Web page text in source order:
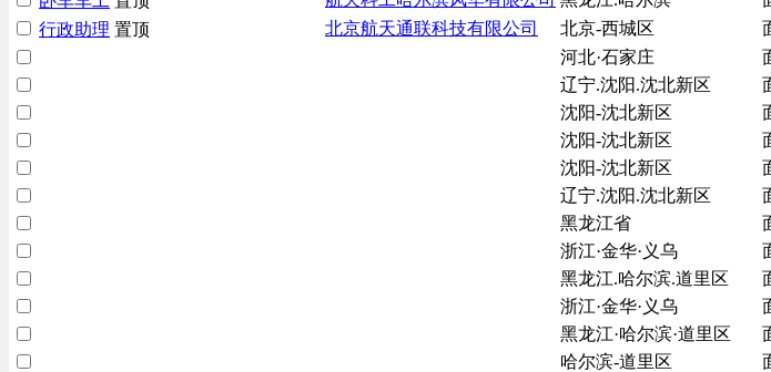
行政助理 置顶 北京航天通联科技有限公司 北京-西城区
河北·石家庄
辽宁.沈阳.沈北新区
沈阳-沈北新区
沈阳-沈北新区
沈阳-沈北新区
辽宁.沈阳.沈北新区
黑龙江省
浙江·金华·义乌
黑龙江.哈尔滨.道里区
浙江·金华·义乌
黑龙江·哈尔滨·道里区
哈尔滨-道里区